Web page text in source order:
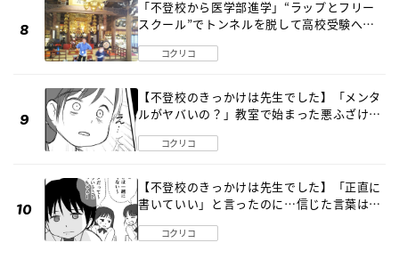
「不登校から医学部進学」“ラップとフリー
スクール”でトンネルを脱して高校受験へ
コクリコ
【不登校のきっかけは先生でした】「メンタ
ルがヤバいの？」教室で始まった悪ふざけ
コクリコ
【不登校のきっかけは先生でした】「正直に
書いていい」と言ったのに…信じた言葉は噓
コクリコ